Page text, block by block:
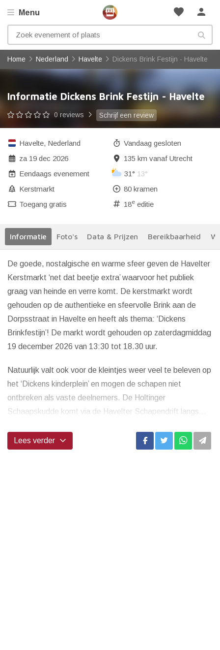
favorite person
Menu
Home Nederland Havelte Dickens Brink Festijn - Havelte
Informatie Dickens Brink Festijn - Havelte
0 reviews Schrijf een review
Havelte, Nederland
za 19 dec 2026
Eendaags evenement
Kerstmarkt
Toegang gratis
Vandaag gesloten
135 km vanaf Utrecht
31° 13°
80 kramen
18eeditie
Informatie Foto's Data & Prijzen Bereikbaarheid
De goede, nostalgische en warme sfeer geven de Havelter
Kerstmarkt ‘net dat beetje extra’ waarvoor het publiek
graag van heinde en verre komt. De kerstmarkt wordt
gehouden op de authentieke en sfeervolle Brink aan de
Dorpsstraat in Havelte en heeft als thema: ‘Dickens
Brinkfestijn’! De markt wordt gehouden op zaterdagmiddag
19 december 2026 van 13:30 tot 18.30 uur.
Natuurlijk valt ook voor de kleintjes weer veel te beleven op
het ‘Dickens kinderplein’ en mogen de schapen niet
ontbreken als vaste deelnemers. De Holtinger
Schaapskudde komt via de Havelter Schapendrift langs...
Lees verder